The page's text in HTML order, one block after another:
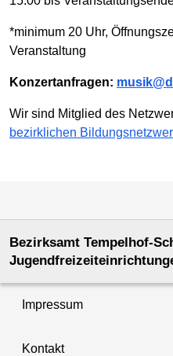
*minimum 20 Uhr,
Veranstaltung
Konzertanfragen:
Wir sind Mitglied des
bezirklichen
Bezirksamt Tempelhof-
Impressum
Kontakt